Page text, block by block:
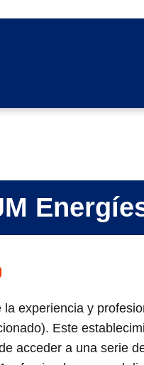
experiencia y
Este
acceder a una serie